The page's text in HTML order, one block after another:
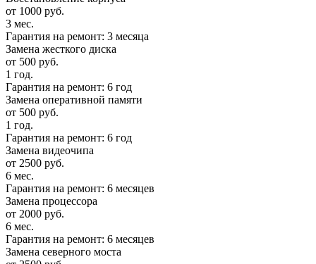
от 1000 руб.
3 мес.
Гарантия на ремонт: 3 месяца
Замена жесткого диска
от 500 руб.
1 год.
Гарантия на ремонт: 6 год
Замена оперативной памяти
от 500 руб.
1 год.
Гарантия на ремонт: 6 год
Замена видеочипа
от 2500 руб.
6 мес.
Гарантия на ремонт: 6 месяцев
Замена процессора
от 2000 руб.
6 мес.
Гарантия на ремонт: 6 месяцев
Замена северного моста